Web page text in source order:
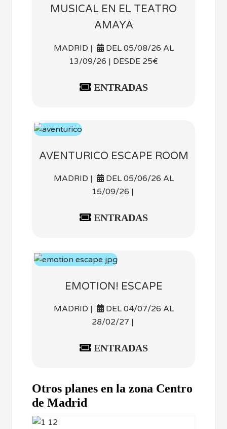
MUSICAL EN EL TEATRO
AMAYA
MADRID |
DEL 05/08/26 AL
13/09/26 | DESDE 25€
ENTRADAS
AVENTURICO ESCAPE ROOM
MADRID |
DEL 05/06/26 AL
15/09/26 |
ENTRADAS
EMOTION! ESCAPE
MADRID |
DEL 04/07/26 AL
28/02/27 |
ENTRADAS
Otros planes en la zona Centro
de Madrid